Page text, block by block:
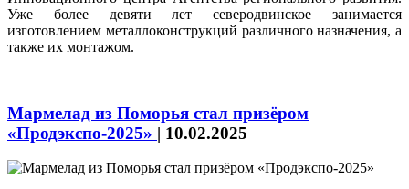
Уже более девяти лет северодвинское занимается
изготовлением металлоконструкций различного назначения, а
также их монтажом.
Мармелад из Поморья стал призёром
«Продэкспо‑2025» | 10.02.2025